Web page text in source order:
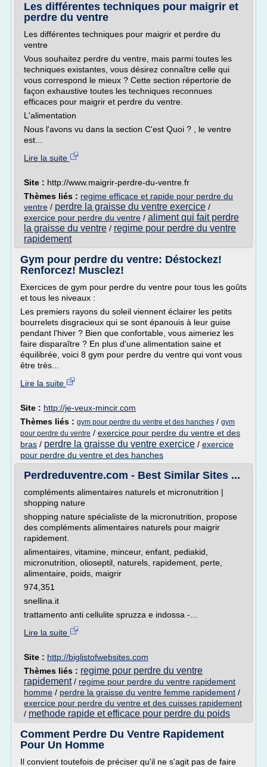
Les différentes techniques pour maigrir et
perdre du ventre
Les différentes techniques pour maigrir et perdre du
ventre
Vous souhaitez perdre du ventre, mais parmi toutes les
techniques existantes, vous désirez connaître celle qui
vous correspond le mieux ? Cette section répertorie de
façon exhaustive toutes les techniques reconnues
efficaces pour maigrir et perdre du ventre.
L'alimentation
Nous l'avons vu dans la section C'est Quoi ? , le ventre
est...
Lire la suite
Site : http://www.maigrir-perdre-du-ventre.fr
Thèmes liés : regime efficace et rapide pour perdre du
ventre / perdre la graisse du ventre exercice /
exercice pour perdre du ventre / aliment qui fait perdre
la graisse du ventre / regime pour perdre du ventre
rapidement
Gym pour perdre du ventre: Déstockez!
Renforcez! Musclez!
Exercices de gym pour perdre du ventre pour tous les goûts
et tous les niveaux :
Les premiers rayons du soleil viennent éclairer les petits
bourrelets disgracieux qui se sont épanouis à leur guise
pendant l'hiver ? Bien que confortable, vous aimeriez les
faire disparaître ? En plus d'une alimentation saine et
équilibrée, voici 8 gym pour perdre du ventre qui vont vous
être très...
Lire la suite
Site : http://je-veux-mincir.com
Thèmes liés : gym pour perdre du ventre et des hanches / gym
pour perdre du ventre / exercice pour perdre du ventre et des
bras / perdre la graisse du ventre exercice / exercice
pour perdre du ventre et des hanches
Perdreduventre.com - Best Similar Sites ...
compléments alimentaires naturels et micronutrition |
shopping nature
shopping nature spécialiste de la micronutrition, propose
des compléments alimentaires naturels pour maigrir
rapidement.
alimentaires, vitamine, minceur, enfant, pediakid,
micronutrition, olioseptil, naturels, rapidement, perte,
alimentaire, poids, maigrir
974,351
snellina.it
trattamento anti cellulite spruzza e indossa -...
Lire la suite
Site : http://biglistofwebsites.com
Thèmes liés : regime pour perdre du ventre
rapidement/ regime pour perdre du ventre rapidement
homme / perdre la graisse du ventre femme rapidement /
exercice pour perdre du ventre et des cuisses rapidement
/ methode rapide et efficace pour perdre du poids
Comment Perdre Du Ventre Rapidement
Pour Un Homme
Il convient toutefois de préciser qu'il ne s'agit pas de faire